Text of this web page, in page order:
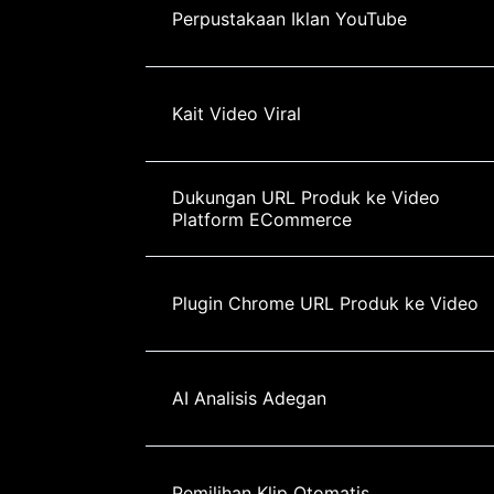
Perpustakaan Iklan YouTube
Kait Video Viral
Dukungan URL Produk ke Video
Platform ECommerce
Plugin Chrome URL Produk ke Video
AI Analisis Adegan